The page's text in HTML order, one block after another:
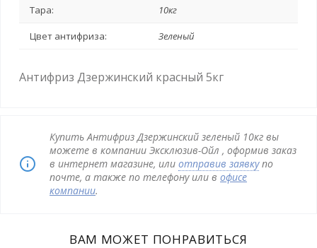
Тара: 10кг
Цвет антифриза: Зеленый
Антифриз Дзержинский красный 5кг
Купить Антифриз Дзержинский зеленый 10кг вы
можете в компании Эксклюзив-Ойл , оформив заказ
в интернет магазине, или отправив заявкупо
почте, а также по телефону или в офисе
компании.
ВАМ МОЖЕТ ПОНРАВИТЬСЯ